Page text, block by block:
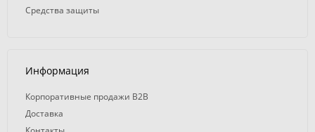
Средства защиты
Информация
Корпоративные продажи B2B
Доставка